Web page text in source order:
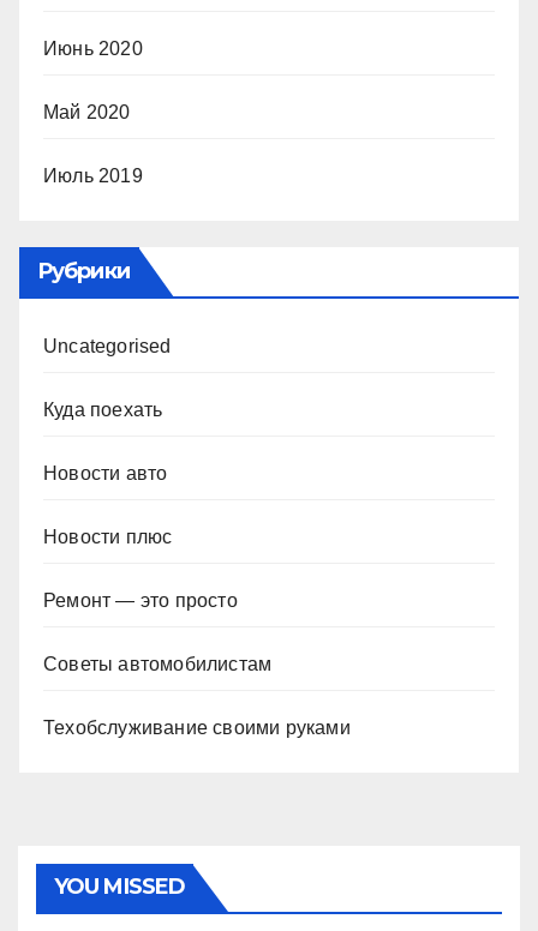
Июнь 2020
Май 2020
Июль 2019
Рубрики
Uncategorised
Куда поехать
Новости авто
Новости плюс
Ремонт — это просто
Советы автомобилистам
Техобслуживание своими руками
YOU MISSED